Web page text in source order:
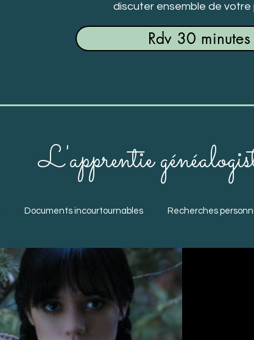
discuter ensemble de votre
Rdv 30 minutes
L'apprentie
Documents incourtournables Recherches
Sites ou groupes Fiches d'aide à la recherche